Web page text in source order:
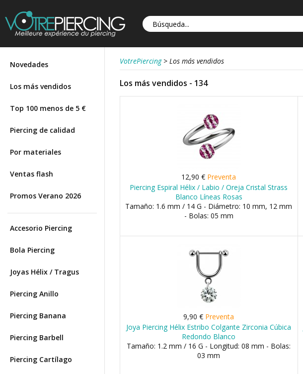
Novedades
Los más vendidos
Top 100 menos de 5 €
Piercing de calidad
Por materiales
Ventas flash
Promos Verano 2026
Accesorio Piercing
Bola Piercing
Joyas Hélix / Tragus
Piercing Anillo
Piercing Banana
Piercing Barbell
Piercing Cartílago
VotrePiercing > Los más vendidos
Los más vendidos - 134
12,90 € Preventa
Piercing Espiral Hélix / Labio / Oreja Cristal Strass
Blanco Líneas Rosas
Tamaño: 1.6 mm / 14 G - Diámetro: 10 mm, 12 mm
- Bolas: 05 mm
9,90 € Preventa
Joya Piercing Hélix Estribo Colgante Zirconia Cúbica
Redondo Blanco
Tamaño: 1.2 mm / 16 G - Longitud: 08 mm - Bolas:
03 mm